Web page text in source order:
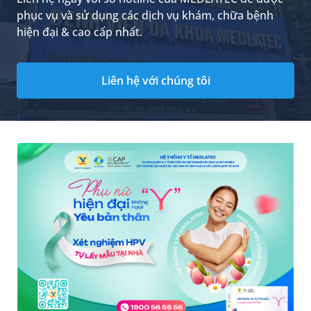
phục vụ và sử dụng các dịch vụ khám, chữa bệnh
hiện đại & cao cấp nhất.
Liên hệ với chúng tôi